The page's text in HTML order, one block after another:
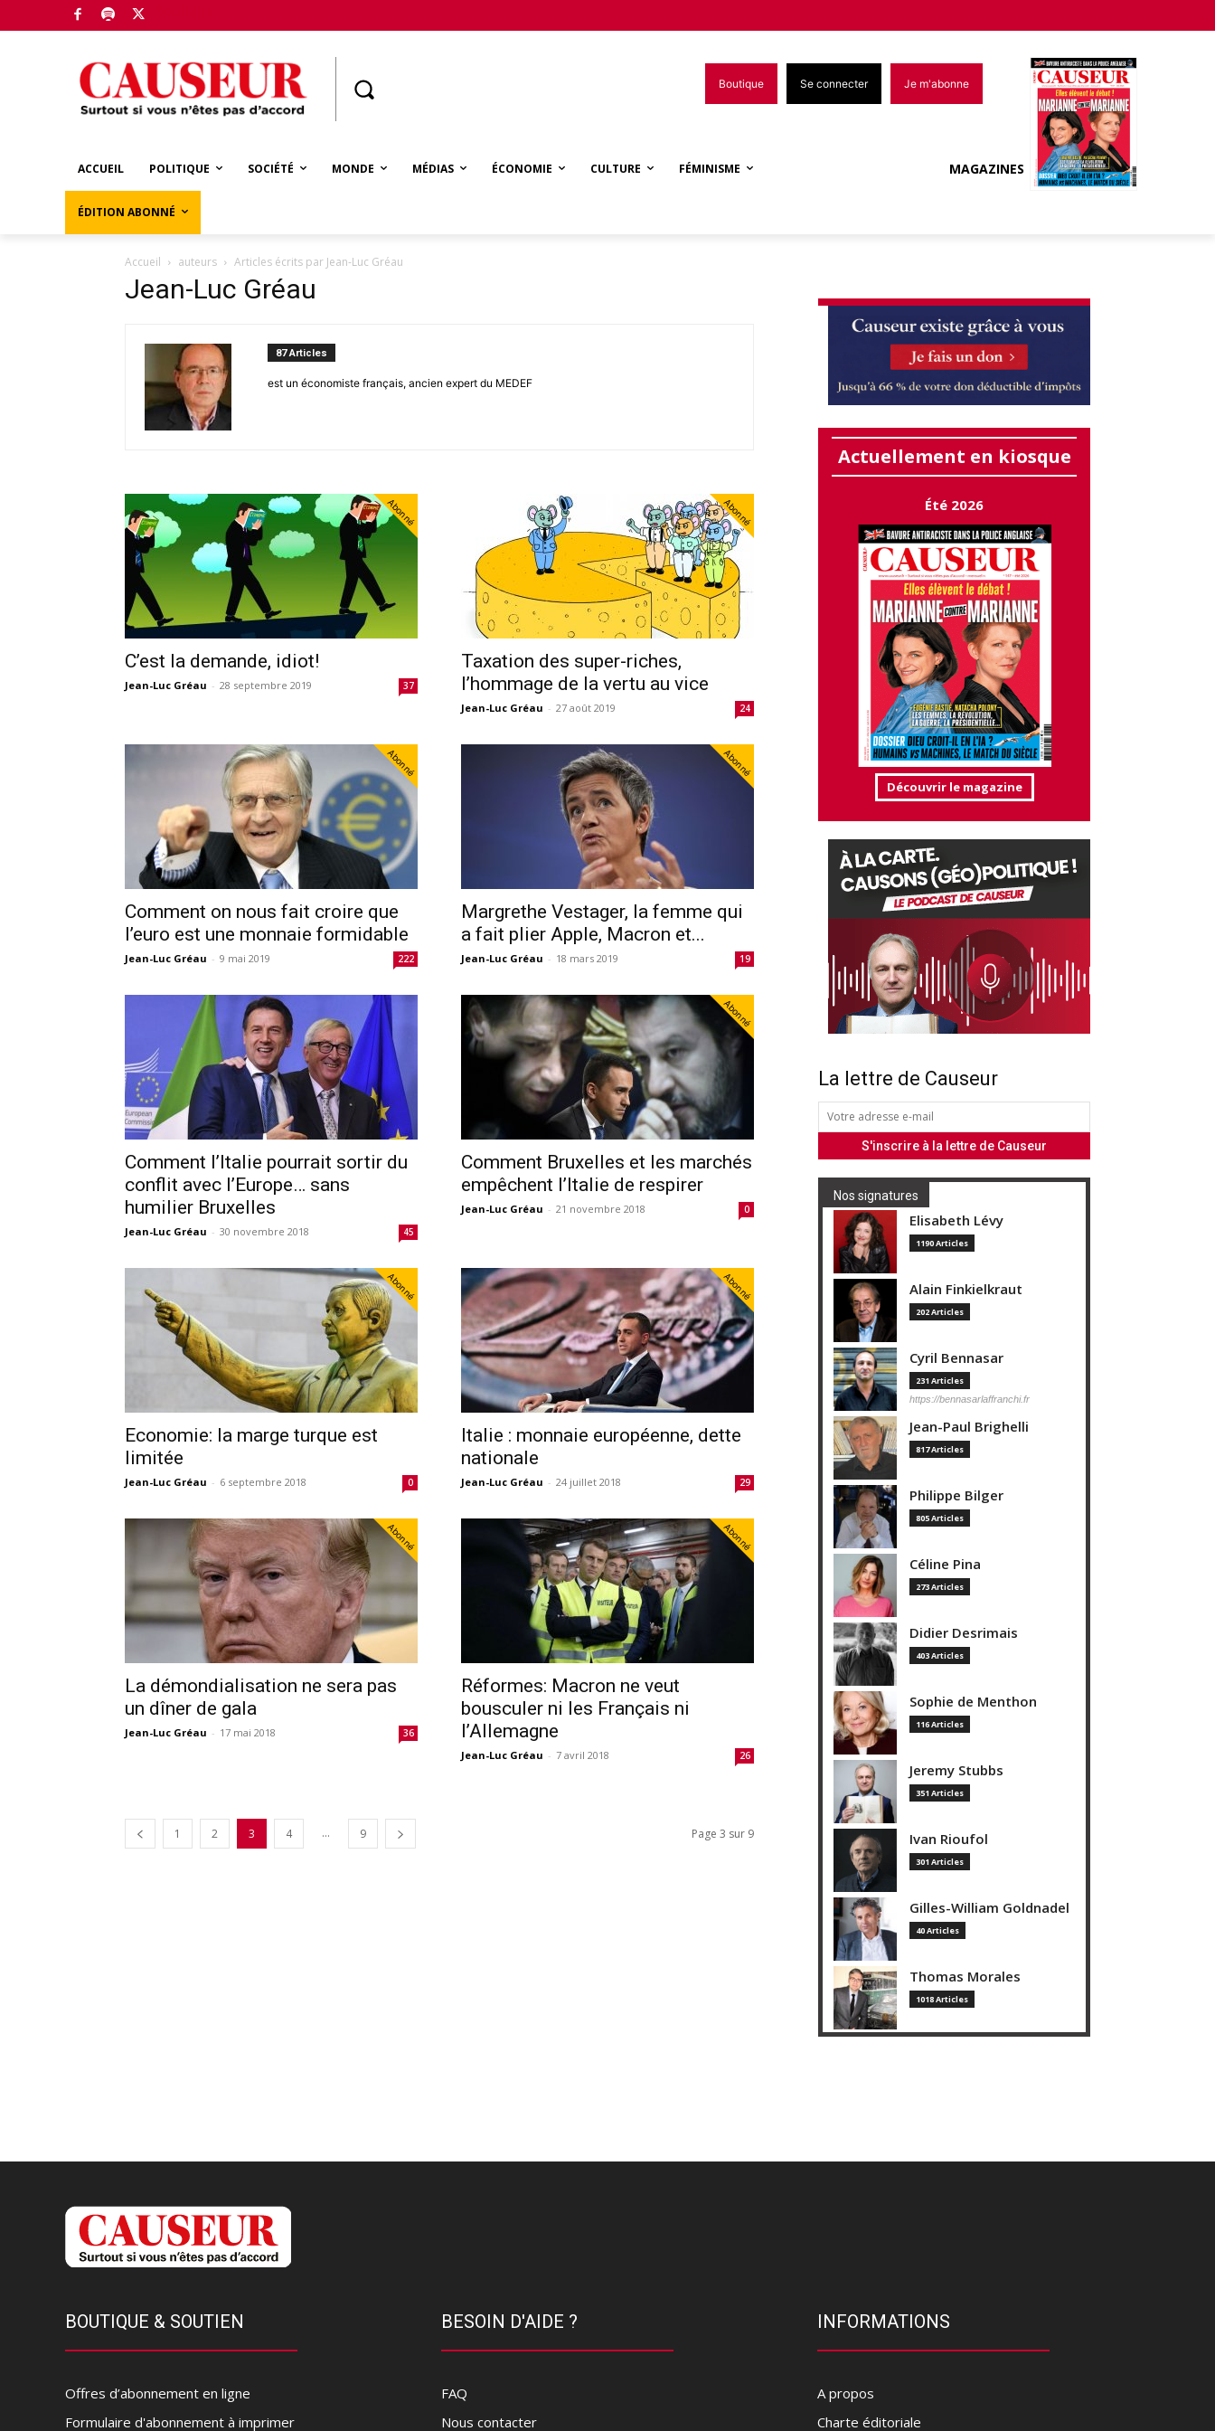
Boutique Se connecter Je m'abonne
ACCUEIL POLITIQUE SOCIÉTÉ MONDE MÉDIAS ÉCONOMIE CULTURE FÉMINISME
ÉDITION ABONNÉ
MAGAZINES
Accueil auteurs Articles écrits par Jean-Luc Gréau
Jean-Luc Gréau
87 Articles
est un économiste français, ancien expert du MEDEF
Abonné
C’est la demande, idiot!
Jean-Luc Gréau - 28 septembre 2019 37
Abonné
Taxation des super-riches,
l’hommage de la vertu au vice
Jean-Luc Gréau - 27 août 2019 24
Abonné
Comment on nous fait croire que
l’euro est une monnaie formidable
Jean-Luc Gréau - 9 mai 2019 222
Abonné
Margrethe Vestager, la femme qui
a fait plier Apple, Macron et...
Jean-Luc Gréau - 18 mars 2019 19
Comment l’Italie pourrait sortir du
conflit avec l’Europe… sans
humilier Bruxelles
Jean-Luc Gréau - 30 novembre 2018 45
Abonné
Comment Bruxelles et les marchés
empêchent l’Italie de respirer
Jean-Luc Gréau - 21 novembre 2018 0
Abonné
Economie: la marge turque est
limitée
Jean-Luc Gréau - 6 septembre 2018 0
Abonné
Italie : monnaie européenne, dette
nationale
Jean-Luc Gréau - 24 juillet 2018 29
Abonné
La démondialisation ne sera pas
un dîner de gala
Jean-Luc Gréau - 17 mai 2018 36
Abonné
Réformes: Macron ne veut
bousculer ni les Français ni
l’Allemagne
Jean-Luc Gréau - 7 avril 2018 26
1 2 3 4 ... 9 Page 3 sur 9
Actuellement en kiosque
Été 2026
Découvrir le magazine
La lettre de Causeur
Nos signatures
Elisabeth Lévy
1190 Articles
Alain Finkielkraut
202 Articles
Cyril Bennasar
231 Articles
https://bennasarlaffranchi.fr
Jean-Paul Brighelli
817 Articles
Philippe Bilger
805 Articles
Céline Pina
273 Articles
Didier Desrimais
403 Articles
Sophie de Menthon
116 Articles
Jeremy Stubbs
351 Articles
Ivan Rioufol
301 Articles
Gilles-William Goldnadel
40 Articles
Thomas Morales
1018 Articles
BOUTIQUE & SOUTIEN
Offres d’abonnement en ligne
Formulaire d'abonnement à imprimer
BESOIN D'AIDE ?
FAQ
Nous contacter
INFORMATIONS
A propos
Charte éditoriale